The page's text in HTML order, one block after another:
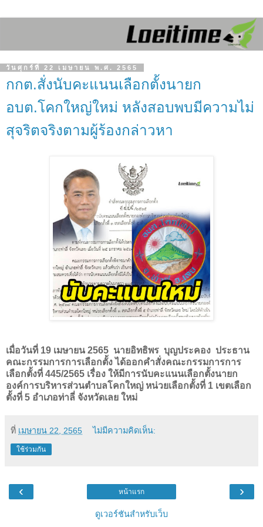
วันศุกร์ที่ 22 เมษายน พ.ศ. 2565
กกต.สั่งนับคะแนนเลือกตั้งนายก
อบต.โคกใหญ่ใหม่ หลังสอบพบมีความไม่
สุจริตจริงตามผู้ร้องกล่าวหา
เมื่อวันที่ 19 เมษายน 2565 นายอิทธิพร บุญประคอง ประธาน
คณะกรรมการการเลือกตั้ง ได้ออกคำสั่งคณะกรรมการการ
เลือกตั้งที่ 445/2565 เรื่อง ให้มีการนับคะแนนเลือกตั้งนายก
องค์การบริหารส่วนตําบลโคกใหญ่ หน่วยเลือกตั้งที่ 1 เขตเลือก
ตั้งที่ 5 อําเภอท่าลี่ จังหวัดเลย ใหม่
ที่ เมษายน 22, 2565 ไม่มีความคิดเห็น:
ใช้ร่วมกัน
‹ ›
หน้าแรก
ดูเวอร์ชันสำหรับเว็บ